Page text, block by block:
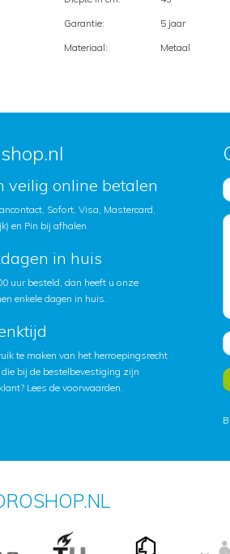
Garantie:
5 jaar
Materiaal:
Metaal
veilig online betalen
Sofort, Visa, Mastercard,
en Pin bij afhalen.
in huis
uur besteld, dan heeft u onze
enkele dagen in huis.
te maken van het herroepingsrecht
bij de bestelbevestiging zijn
Lees de voorwaarden.